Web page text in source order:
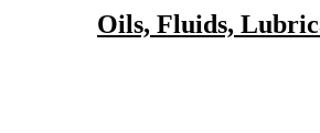
Oils, Fluids,